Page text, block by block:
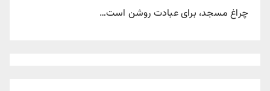
چراغ مسجد، برای عبادت روشن است…